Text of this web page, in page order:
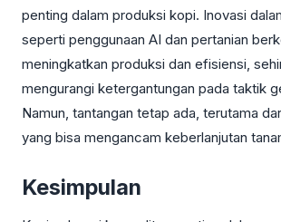
penting dalam produksi kopi. Inovasi
seperti penggunaan AI dan pertanian
meningkatkan produksi dan efisiensi,
mengurangi ketergantungan pada taktik
Namun, tantangan tetap ada, terutama
yang bisa mengancam keberlanjutan
Kesimpulan